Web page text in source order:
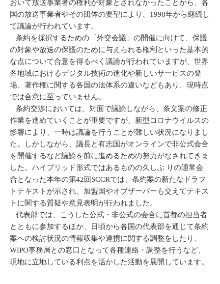
おいて放送事業者の権利が対象とされなかったことから、各
国の放送事業者やその団体の要望により、1998年から継続し
て議論が行われています。
条約を採択するための「外交会議」の開催に向けて、保護
の対象や放送の保護のために与えられる権利といった基本的
な点について合意を得るべく議論が行われていますが、世界
各地域におけるデジタル技術の進化や新しいサービスの登
場、著作権に関する各国の法体系の違いなどもあり、現時点
では合意に至っていません。
条約交渉においては、対面で議論しながら、条文案の修正
作業を進めていくことが重要ですが、新型コロナウイルスの
影響により、一時は議論を行うことが難しい状況になりまし
た。しかしながら、議長と有志国がオンラインで非公式会合
を開催するなど議論を前に進めるための努力がなされてきま
した。ハイブリッド形式ではあるものの久しぶ りの通常会
合となった本年の第42回SCCRでは、条約案の新たなドラフ
トテキストが示され、加盟国やオブザーバーも交えてテキス
トに関する質疑や意見表明が行われました。
代表部では、こうした公式・非公式の会合に首都の担当者
とともに参加するほか、日頃から各国の代表部を通じて条約
案への検討状況の情報収集や連携に関する調整をしたり、
WIPO事務局との窓口となって各種連絡・調整を行うなど、
現地に立地している利点を活かした活動を展開しています。